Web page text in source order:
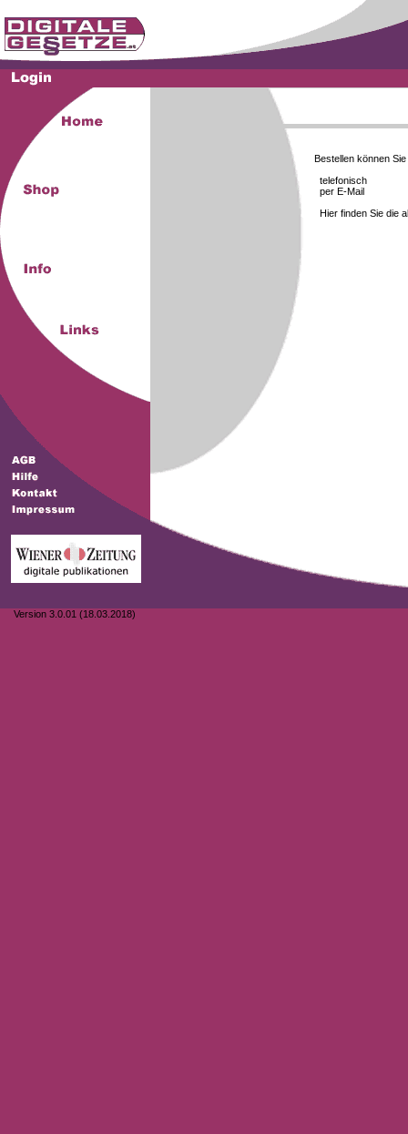
Version 3.0.01 (18.03.2018)
Bestellen können Sie
telefonisch
per E-Mail
Hier finden Sie die